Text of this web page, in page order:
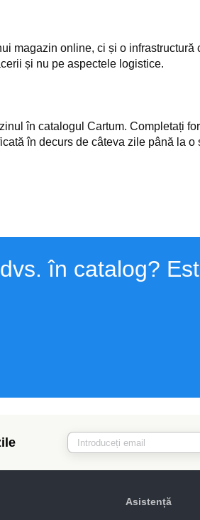
magazin online, ci și o
și nu pe aspectele logistice.
în catalogul Cartum. Completați
în decurs de câteva zile până la
în catalog?
Asistență